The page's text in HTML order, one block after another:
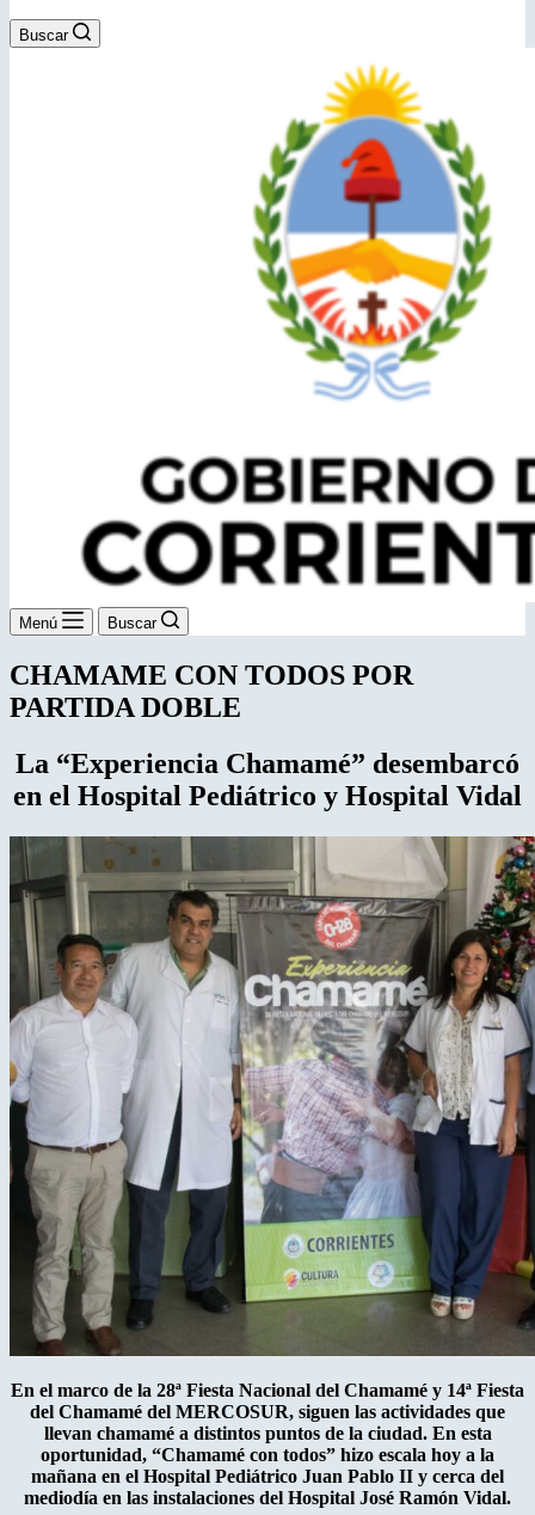
Buscar
Menú Buscar
CHAMAME CON TODOS POR
PARTIDA DOBLE
​​La “Experiencia Chamamé” desembarcó
en el Hospital Pediátrico y Hospital Vidal
En el marco de la 28ª Fiesta Nacional del Chamamé y 14ª Fiesta
del Chamamé del MERCOSUR, siguen las actividades que
llevan chamamé a distintos puntos de la ciudad. En esta
oportunidad, “Chamamé con todos” hizo escala hoy a la
mañana en el Hospital Pediátrico Juan Pablo II y cerca del
mediodía en las instalaciones del Hospital José Ramón Vidal.